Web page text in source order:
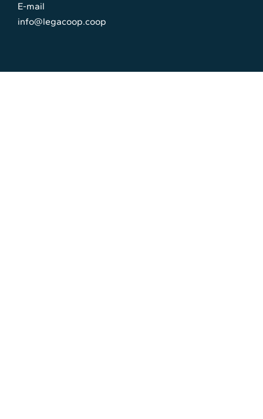
E-mail
info@legacoop.coop